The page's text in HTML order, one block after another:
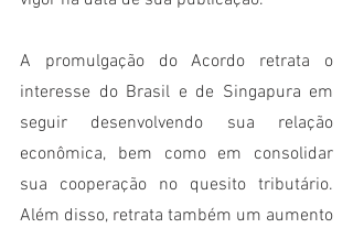
A promulgação do Acordo retrata o
interesse do Brasil e de Singapura em
seguir desenvolvendo sua relação
econômica, bem como em consolidar
sua cooperação no quesito tributário.
Além disso, retrata também um aumento